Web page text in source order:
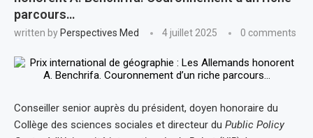
parcours…
written by Perspectives Med 4 juillet 2025 0 comments
Conseiller senior auprès du président, doyen honoraire du
Collège des sciences sociales et directeur du Public Policy